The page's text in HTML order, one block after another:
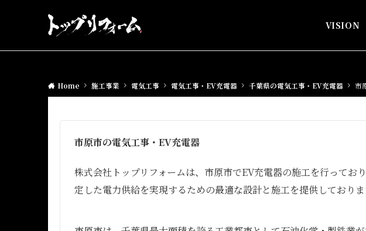
VISION
Home 施工事業 電気工事 電気工事・EV充電器 千葉県の電気工事・EV充電器 市
市原市の電気工事・EV充電器
株式会社トップリフォームは、市原市でEV充電器の施工を行って
定した電力供給を実現するための最適な設計と施工を提供しておりま